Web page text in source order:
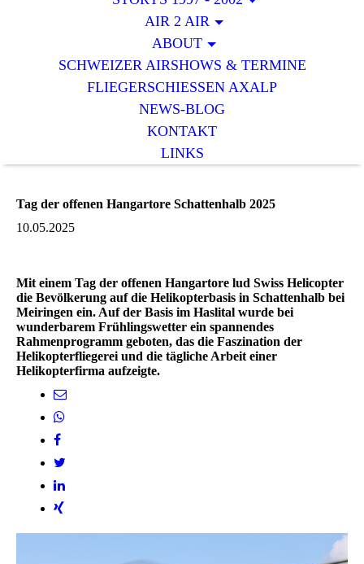
AIR 2 AIR
ABOUT
SCHWEIZER AIRSHOWS & TERMINE
FLIEGERSCHIESSEN AXALP
NEWS-BLOG
KONTAKT
LINKS
Tag der offenen Hangartore Schattenhalb 2025
10.05.2025
Mit einem Tag der offenen Hangartore lud Swiss Helicopter
die Bevölkerung auf die Helikopterbasis in Schattenhalb bei
Meiringen ein. Auf der Basis im Haslital wurde bei
wunderbarem Frühlingswetter ein spannendes
Rahmenprogramm geboten, das die Faszination der
Helikopterfliegerei und die tägliche Arbeit einer
Helikopterfirma aufzeigte.